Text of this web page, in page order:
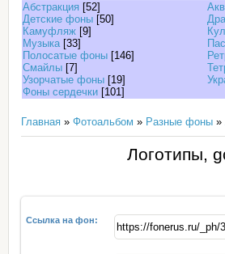
Абстракция [52]
Детские фоны [50]
Камуфляж [9]
Музыка [33]
Полосатые фоны [146]
Смайлы [7]
Узорчатые фоны [19]
Фоны сердечки [101]
Главная » Фотоальбом » Разные фоны »
Логотипы,
Ссылка на фон: